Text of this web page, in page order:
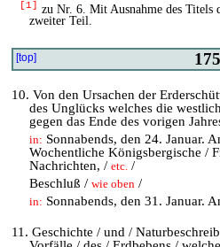
[1] zu Nr. 6. Mit Ausnahme des Titels
zweiter Teil.
[top]
10. Von den Ursachen der
des Unglücks welches die
gegen das Ende des vorigen
in: Sonnabends, den 24. Januar.
Wochentliche Königsbergische /
Nachrichten, / etc. /
Beschluß / wie oben /
in: Sonnabends, den 31. Januar.
11. Geschichte / und /